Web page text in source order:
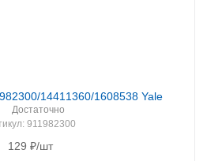
14411360/1608538 Yale
Достаточно
: 911982300
129 ₽/шт